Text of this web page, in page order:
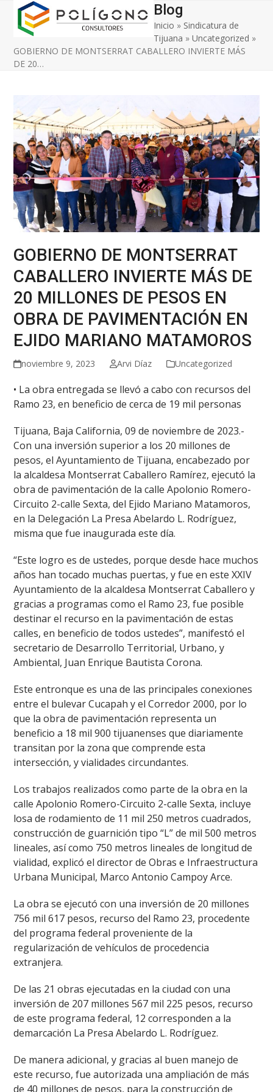
Skip
content
Open
mobile
menu
Close
mobile
menu
Blog
Inicio » Sindicatura de
Tijuana »Uncategorized »
GOBIERNO DE MONTSERRAT CABALLERO INVIERTE MÁS
DE 20…
GOBIERNO DE MONTSERRAT
CABALLERO INVIERTE MÁS DE
20 MILLONES DE PESOS EN
OBRA DE PAVIMENTACIÓN EN
EJIDO MARIANO MATAMOROS
noviembre 9, 2023 Arvi Díaz Uncategorized
• La obra entregada se llevó a cabo con recursos del
Ramo 23, en beneficio de cerca de 19 mil personas
Tijuana, Baja California, 09 de noviembre de 2023.-
Con una inversión superior a los 20 millones de
pesos, el Ayuntamiento de Tijuana, encabezado por
la alcaldesa Montserrat Caballero Ramírez, ejecutó la
obra de pavimentación de la calle Apolonio Romero-
Circuito 2-calle Sexta, del Ejido Mariano Matamoros,
en la Delegación La Presa Abelardo L. Rodríguez,
misma que fue inaugurada este día.
“Este logro es de ustedes, porque desde hace muchos
años han tocado muchas puertas, y fue en este XXIV
Ayuntamiento de la alcaldesa Montserrat Caballero y
gracias a programas como el Ramo 23, fue posible
destinar el recurso en la pavimentación de estas
calles, en beneficio de todos ustedes”, manifestó el
secretario de Desarrollo Territorial, Urbano, y
Ambiental, Juan Enrique Bautista Corona.
Este entronque es una de las principales conexiones
entre el bulevar Cucapah y el Corredor 2000, por lo
que la obra de pavimentación representa un
beneficio a 18 mil 900 tijuanenses que diariamente
transitan por la zona que comprende esta
intersección, y vialidades circundantes.
Los trabajos realizados como parte de la obra en la
calle Apolonio Romero-Circuito 2-calle Sexta, incluye
losa de rodamiento de 11 mil 250 metros cuadrados,
construcción de guarnición tipo “L” de mil 500 metros
lineales, así como 750 metros lineales de longitud de
vialidad, explicó el director de Obras e Infraestructura
Urbana Municipal, Marco Antonio Campoy Arce.
La obra se ejecutó con una inversión de 20 millones
756 mil 617 pesos, recurso del Ramo 23, procedente
del programa federal proveniente de la
regularización de vehículos de procedencia
extranjera.
De las 21 obras ejecutadas en la ciudad con una
inversión de 207 millones 567 mil 225 pesos, recurso
de este programa federal, 12 corresponden a la
demarcación La Presa Abelardo L. Rodríguez.
De manera adicional, y gracias al buen manejo de
este recurso, fue autorizada una ampliación de más
de 40 millones de pesos, para la construcción de